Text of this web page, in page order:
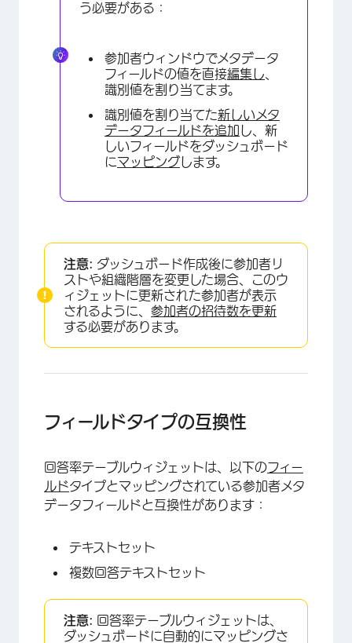
う必要がある：
参加者ウィンドウでメタデータ
フィールドの値を直接編集し
識別値を割り当てます。
識別値を割り当てた新しいメタ
データフィールドを追加し、新
しいフィールドをダッシュボード
にマッピングします。
注意: ダッシュボード作成後に参加者リ
ストや組織階層を変更した場合、このウ
ィジェットに更新された参加者が表示
されるように、 参加者の招待数を更新
する必要があります。
フィールドタイプの互換性
回答率テーブルウィジェットは、以下のフィー
ルドタイプとマッピングされている参加者メタ
データフィールドと互換性があります：
テキストセット
複数回答テキストセット
注意: 回答率テーブルウィジェットは、
ダッシュボードに自動的にマッピングさ